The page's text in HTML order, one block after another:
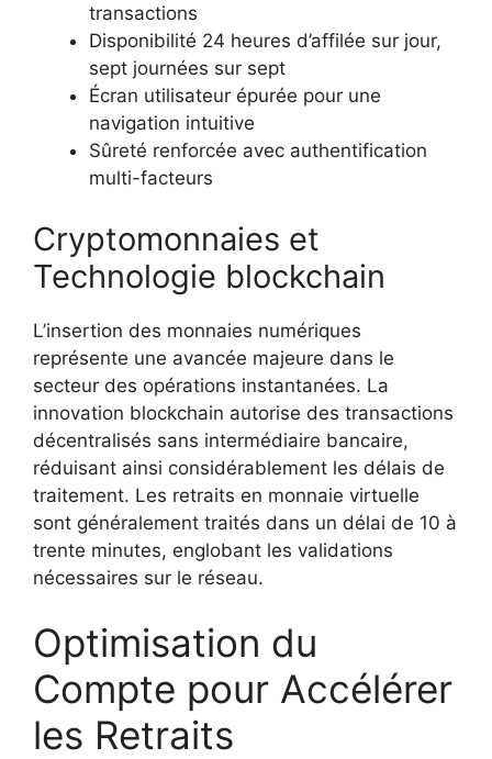
transactions
Disponibilité 24 heures d’affilée sur jour,
sept journées sur sept
Écran utilisateur épurée pour une
navigation intuitive
Sûreté renforcée avec authentification
multi-facteurs
Cryptomonnaies et
Technologie blockchain
L’insertion des monnaies numériques
représente une avancée majeure dans le
secteur des opérations instantanées. La
innovation blockchain autorise des transactions
décentralisés sans intermédiaire bancaire,
réduisant ainsi considérablement les délais de
traitement. Les retraits en monnaie virtuelle
sont généralement traités dans un délai de 10 à
trente minutes, englobant les validations
nécessaires sur le réseau.
Optimisation du
Compte pour Accélérer
les Retraits